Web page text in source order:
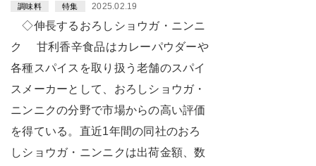
調味料 特集 2025.02.19
◇伸長するおろしショウガ・ニンニ
ク 甘利香辛食品はカレーパウダーや
各種スパイスを取り扱う老舗のスパイ
スメーカーとして、おろしショウガ・
ニンニクの分野で市場からの高い評価
を得ている。直近1年間の同社のおろ
しショウガ・ニンニクは出荷金額、数